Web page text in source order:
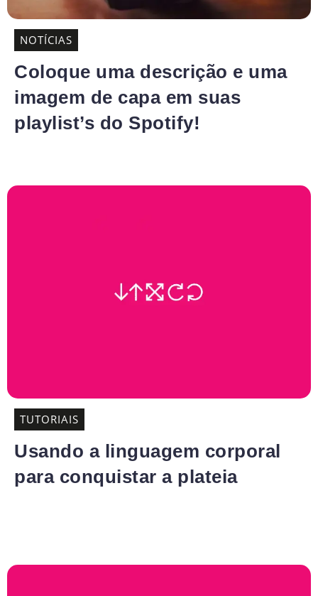
NOTÍCIAS
Coloque uma descrição e uma
imagem de capa em suas
playlist’s do Spotify!
TUTORIAIS
Usando a linguagem corporal
para conquistar a plateia